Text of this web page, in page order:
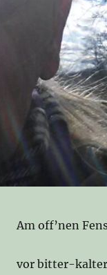
Am off’nen
vor bitter-